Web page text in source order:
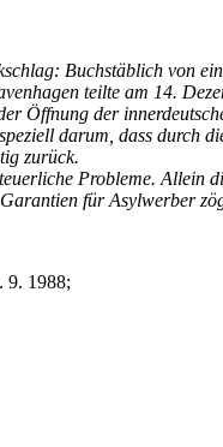
Buchstäblich von
teilte am 14.
Öffnung der
darum, dass durch
zurück.
Probleme. Allein
für Asylwerber
9. 1988;